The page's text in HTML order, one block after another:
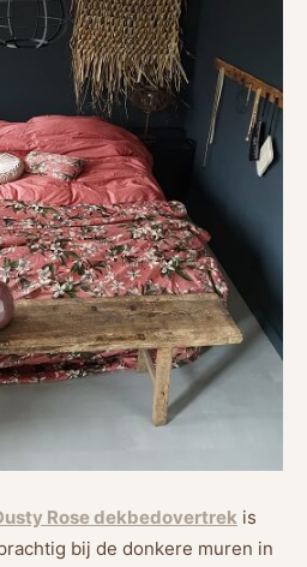
Rose dekbedovertrek is
bij de donkere muren in